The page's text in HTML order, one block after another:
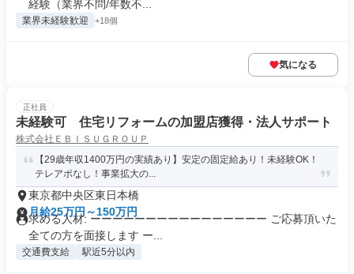
経験（業界不問/年数不...
業界未経験歓迎 +18個
気になる
正社員
未経験可 住宅リフォームの加盟店獲得・法人サポート
株式会社ＥＢＩＳＵＧＲＯＵＰ
【29歳年収1400万円の実績あり】安定の固定給あり！未経験OK！
テレアポなし！事業拡大の...
東京都中央区東日本橋
月給25万円～150万円
求める人材: ーーーーーーーーーーーーーーーー ご応募頂いた
全ての方を面接します ー...
交通費支給 駅近5分以内